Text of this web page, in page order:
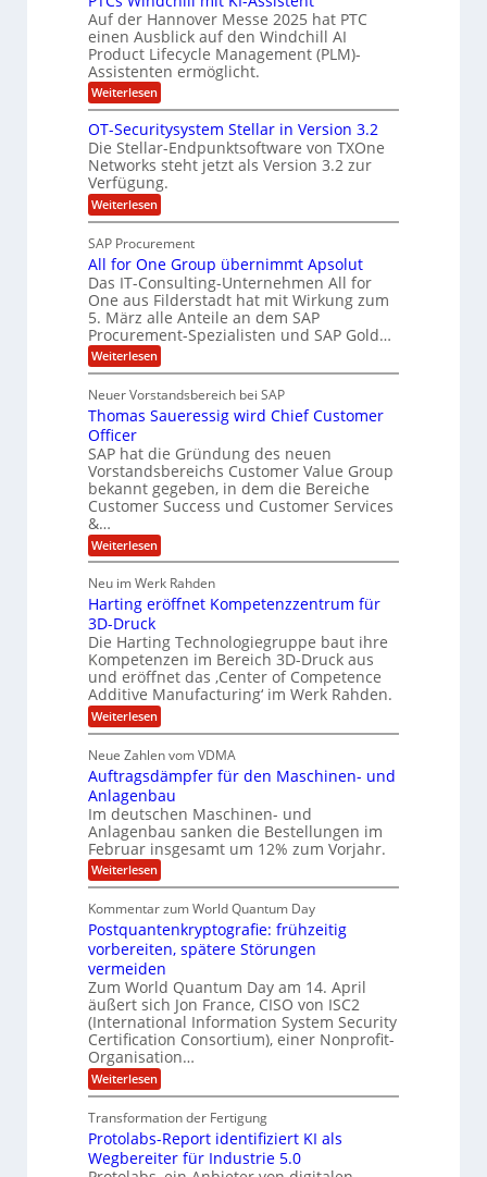
K
a
p
i
t
a
l
e
i
n
e
L
ö
s
u
n
g
i
r
d
F
i
n
a
n
z
c
h
e
f
b
e
i
I
F
S
g
i
n
e
e
r
i
n
g
-
p
e
z
i
a
l
i
s
t
u
l
i
H
u
b
e
h
ä
l
t
6
M
l
l
i
o
n
e
n
U
S
-
D
o
l
l
a
r
Auf der Hannover Messe 2025 hat PTC
einen Ausblick auf den Windchill AI
Product Lifecycle Management (PLM)-
Assistenten ermöglicht.
Weiterlesen:
P
T
C
s
W
i
n
d
c
h
i
l
l
m
i
t
K
I
A
s
s
s
t
e
n
OT-Securitysystem Stellar in Version 3.2
Die Stellar-Endpunktsoftware von TXOne
Networks steht jetzt als Version 3.2 zur
Verfügung.
Weiterlesen:
O
-
S
e
c
u
r
i
t
y
y
s
e
m
S
t
e
l
a
i
n
V
r
s
i
o
n
3
.
2
SAP Procurement
All for One Group übernimmt Apsolut
Das IT-Consulting-Unternehmen All for
One aus Filderstadt hat mit Wirkung zum
5. März alle Anteile an dem SAP
Procurement-Spezialisten und SAP Gold…
Weiterlesen:
A
l
f
r
O
n
e
G
o
u
p
ü
b
e
n
i
m
m
t
A
p
s
o
l
u
t
Neuer Vorstandsbereich bei SAP
Thomas Saueressig wird Chief Customer
Officer
SAP hat die Gründung des neuen
Vorstandsbereichs Customer Value Group
bekannt gegeben, in dem die Bereiche
Customer Success und Customer Services
&…
Weiterlesen:
T
o
m
S
a
u
e
r
e
s
i
g
w
i
r
d
C
h
i
e
f
C
u
s
t
o
m
e
r
O
ff
i
e
r
Neu im Werk Rahden
Harting eröffnet Kompetenzzentrum für
3D-Druck
Die Harting Technologiegruppe baut ihre
Kompetenzen im Bereich 3D-Druck aus
und eröffnet das ‚Center of Competence
Additive Manufacturing‘ im Werk Rahden.
Weiterlesen:
H
r
t
i
n
g
e
r
ö
f
n
e
t
K
o
m
p
e
t
e
n
z
z
e
n
t
r
Neue Zahlen vom VDMA
Auftragsdämpfer für den Maschinen- und
Anlagenbau
Im deutschen Maschinen- und
Anlagenbau sanken die Bestellungen im
Februar insgesamt um 12% zum Vorjahr.
Weiterlesen:
A
f
t
r
a
g
s
d
ä
m
p
f
e
r
f
ü
r
d
Kommentar zum World Quantum Day
Postquantenkryptografie: frühzeitig
vorbereiten, spätere Störungen
vermeiden
Zum World Quantum Day am 14. April
äußert sich Jon France, CISO von ISC2
(International Information System Security
Certification Consortium), einer Nonprofit-
Organisation…
Weiterlesen:
P
s
t
q
u
Transformation der Fertigung
Protolabs-Report identifiziert KI als
Wegbereiter für Industrie 5.0